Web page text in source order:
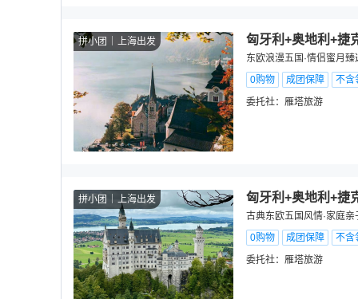
拼小团 上海出发 匈牙利+奥地利+捷
东欧浪漫五国·情侣蜜月
0购物
成团保障
不含
委托社： 雁塔旅游
拼小团 上海出发 匈牙利+奥地利+捷
古典东欧五国风情·家庭
0购物
成团保障
不含
委托社： 雁塔旅游